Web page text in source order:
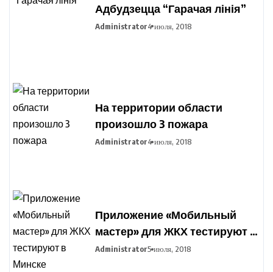
Адбудзецца “Гарачая лінія”
Administrator4 июля, 2018
На территории области
произошло 3 пожара
Administrator4 июля, 2018
Приложение «Мобильный
мастер» для ЖКХ тестируют в
Минске
Administrator5 июля, 2018